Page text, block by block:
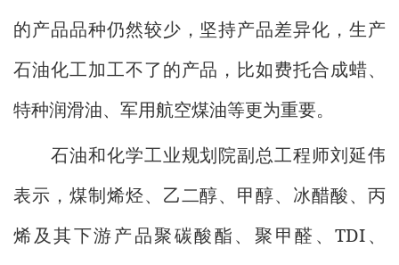
的产品品种仍然较少，坚持产品差异化，生产
石油化工加工不了的产品，比如费托合成蜡、
特种润滑油、军用航空煤油等更为重要。
石油和化学工业规划院副总工程师刘延伟
表示，煤制烯烃、乙二醇、甲醇、冰醋酸、丙
烯及其下游产品聚碳酸酯、聚甲醛、TDI 、